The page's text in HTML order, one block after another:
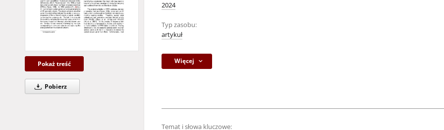
Pokaż treść
Pobierz
2024
Typ zasobu:
artykuł
Więcej
Temat i słowa kluczowe: